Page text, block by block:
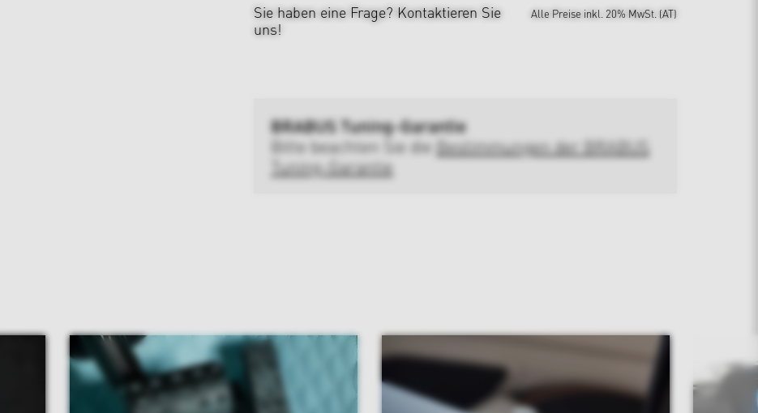
Sie haben eine Frage? Kontaktieren Sie
uns!
Alle Preise inkl. 20% MwSt. (AT)
BRABUS Tuning-Garantie
Bitte beachten Sie die Bestimmungen der BRABUS
Tuning-Garantie